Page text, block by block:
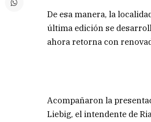
De esa manera, la
última edición se
ahora retorna con
Acompañaron la
Liebig, el intendente de